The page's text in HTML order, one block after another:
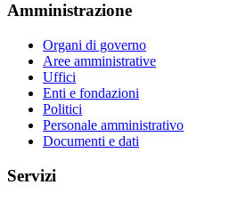
Amministrazione
Organi di governo
Aree amministrative
Uffici
Enti e fondazioni
Politici
Personale amministrativo
Documenti e dati
Servizi